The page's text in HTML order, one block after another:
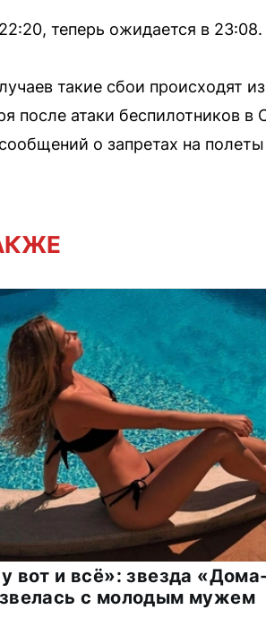
теперь ожидается в 23:08.
такие сбои происходят
после атаки беспилотников в
о запретах на полеты
вот и всё»: звезда
с молодым мужем